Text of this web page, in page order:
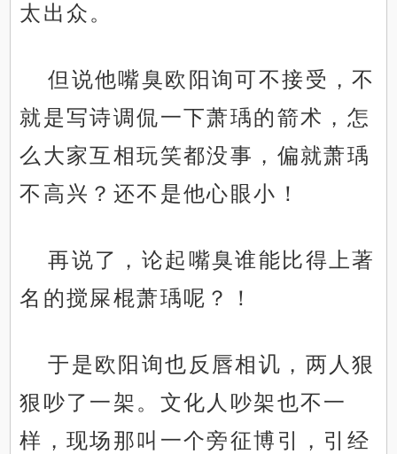
太出众。
但说他嘴臭欧阳询可不接受，不
就是写诗调侃一下萧瑀的箭术，怎
么大家互相玩笑都没事，偏就萧瑀
不高兴？还不是他心眼小！
再说了，论起嘴臭谁能比得上著
名的搅屎棍萧瑀呢？！
于是欧阳询也反唇相讥，两人狠
狠吵了一架。文化人吵架也不一
样，现场那叫一个旁征博引，引经